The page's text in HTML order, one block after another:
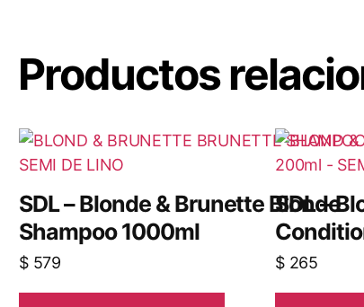
Productos
SDL – Blonde & Brunette Blonde
Shampoo 1000ml
$579
SDL –
$265